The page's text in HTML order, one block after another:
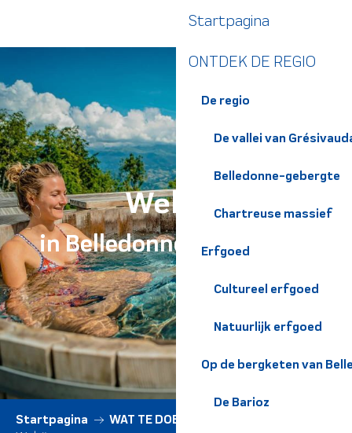
contenu
Startpagina
ONTDEK DE REGIO
De regio
De vallei van
Belledonne-gebergte
Chartreuse massief
Erfgoed
Cultureel erfgoed
Natuurlijk erfgoed
Op de bergketen van
De Barioz
Welzijn
in Belledonne Chartreuse
Startpagina WAT TE DOEN